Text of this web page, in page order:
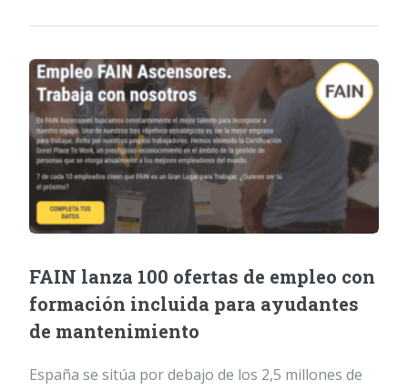
FAIN lanza 100 ofertas de empleo con
formación incluida para ayudantes
de mantenimiento
España se sitúa por debajo de los 2,5 millones de